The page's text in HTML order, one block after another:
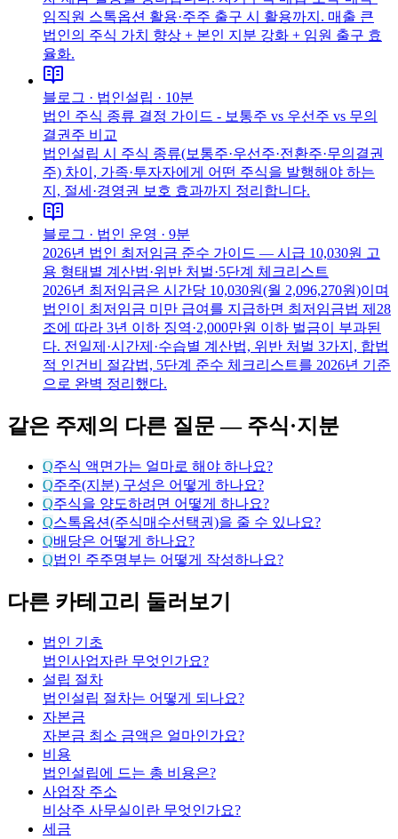
임직원 스톡옵션 활용·주주 출구 시 활용까지. 매출 큰
법인의 주식 가치 향상 + 본인 지분 강화 + 임원 출구 효
율화.
블로그 · 법인설립 · 10분
법인 주식 종류 결정 가이드 - 보통주 vs 우선주 vs 무의
결권주 비교
법인설립 시 주식 종류(보통주·우선주·전환주·무의결권
주) 차이, 가족·투자자에게 어떤 주식을 발행해야 하는
지, 절세·경영권 보호 효과까지 정리합니다.
블로그 · 법인 운영 · 9분
2026년 법인 최저임금 준수 가이드 — 시급 10,030원 고
용 형태별 계산법·위반 처벌·5단계 체크리스트
2026년 최저임금은 시간당 10,030원(월 2,096,270원)이며
법인이 최저임금 미만 급여를 지급하면 최저임금법 제28
조에 따라 3년 이하 징역·2,000만원 이하 벌금이 부과된
다. 전일제·시간제·수습별 계산법, 위반 처벌 3가지, 합법
적 인건비 절감법, 5단계 준수 체크리스트를 2026년 기준
으로 완벽 정리했다.
같은 주제의 다른 질문 — 주식·지분
Q주식 액면가는 얼마로 해야 하나요?
Q주주(지분) 구성은 어떻게 하나요?
Q주식을 양도하려면 어떻게 하나요?
Q스톡옵션(주식매수선택권)을 줄 수 있나요?
Q배당은 어떻게 하나요?
Q법인 주주명부는 어떻게 작성하나요?
다른 카테고리 둘러보기
법인 기초
법인사업자란 무엇인가요?
설립 절차
법인설립 절차는 어떻게 되나요?
자본금
자본금 최소 금액은 얼마인가요?
비용
법인설립에 드는 총 비용은?
사업장 주소
비상주 사무실이란 무엇인가요?
세금